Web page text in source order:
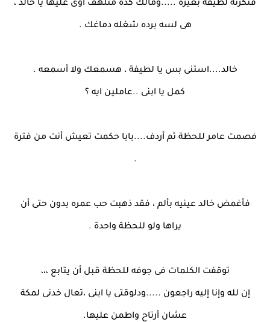
فنكزته لطيفة بغيرة .....ومالك كده متلهف اوى عليها يا خالد ،
هى لسه برده شغله دماغك .
خالد....استنى بس يا لطيفة ، هسمعك ولا أسمعه .
كمل يا ابنى ..عاملين ايه ؟
فصمت عامر للحظة ثم أردف....بابا حكمت تعيش أنت من فترة
.
فأغمض خالد عينيه بألم ، فقد ذهبت حب عمره بدون حتى أن
يراها ولو للحظة واحدة .
توقفت الكلمات فى جوفه للحظة قبل أن يتابع ،،،
إن لله وإنا إليه راجعون .....ودلوقتى يا ابنى ،تعال خدنى لمكة
عشان أرتاح واطمن عليها.